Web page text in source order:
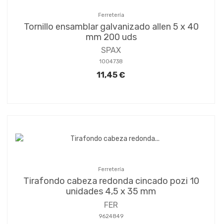
Ferretería
Tornillo ensamblar galvanizado allen 5 x 40
mm 200 uds
SPAX
1004738
11,45 €
Ferretería
Tirafondo cabeza redonda cincado pozi 10
unidades 4,5 x 35 mm
FER
9624849